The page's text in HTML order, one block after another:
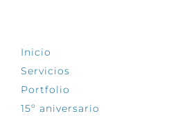
Inicio
Servicios
Portfolio
15º aniversario